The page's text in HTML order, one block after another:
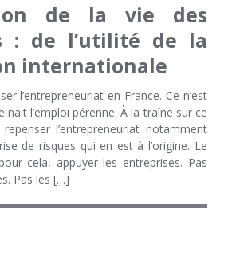
de la vie des
: de l’utilité de la
internationale
l’entrepreneuriat en France. Ce n’est
nait l’emploi pérenne. À la traîne sur ce
l’entrepreneuriat notamment
de risques qui en est à l’origine. Le
cela, appuyer les entreprises. Pas
Pas les […]